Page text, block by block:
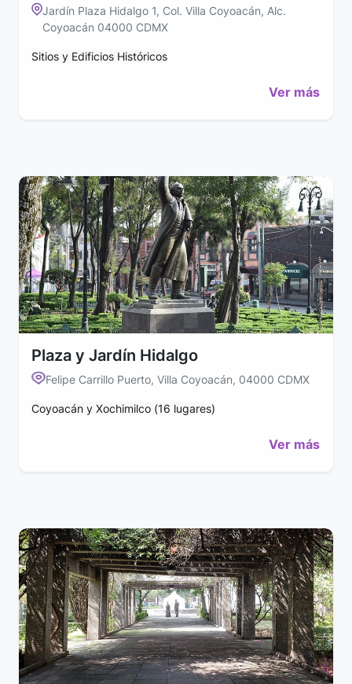
Jardín Plaza Hidalgo 1, Col. Villa Coyoacán, Alc.
Coyoacán 04000 CDMX
Sitios y Edificios Históricos
Ver más
Plaza y Jardín Hidalgo
Felipe Carrillo Puerto, Villa Coyoacán, 04000 CDMX
Coyoacán y Xochimilco (16 lugares)
Ver más